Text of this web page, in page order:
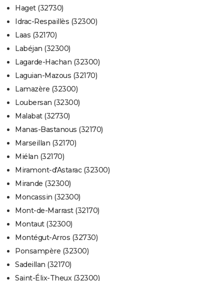
Haget (32730)
Idrac-Respaillès (32300)
Laas (32170)
Labéjan (32300)
Lagarde-Hachan (32300)
Laguian-Mazous (32170)
Lamazère (32300)
Loubersan (32300)
Malabat (32730)
Manas-Bastanous (32170)
Marseillan (32170)
Miélan (32170)
Miramont-d'Astarac (32300)
Mirande (32300)
Moncassin (32300)
Mont-de-Marrast (32170)
Montaut (32300)
Montégut-Arros (32730)
Ponsampère (32300)
Sadeillan (32170)
Saint-Élix-Theux (32300)